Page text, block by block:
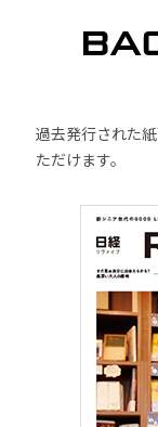
過去発行された
ただけます。